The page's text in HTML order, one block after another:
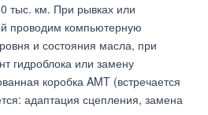
тыс. км. При рывках или
проводим компьютерную
и состояния масла, при
гидроблока или замену
коробка AMT (встречается
адаптация сцепления, замена